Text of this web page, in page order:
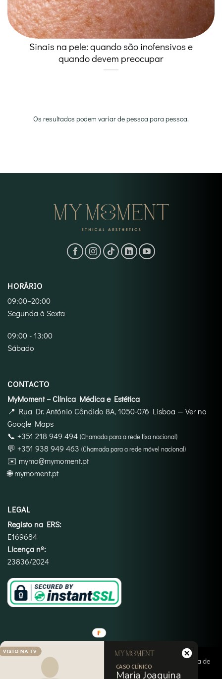
Sinais na pele: quando são inofensivos e
quando devem preocupar
Os resultados podem variar de pessoa para pessoa.
HORÁRIO
09:00–20:00
Segunda à Sexta
09:00 - 13:00
Sábado
CONTACTO
MyMoment – Clínica Médica e Estética
📍 Rua Dr. António Cândido 8A, 1050-076 Lisboa — Ver no
Google Maps
📞 +351 218 949 494 (Chamada para a rede fixa nacional)
💬 +351 938 949 463 (Chamada para a rede móvel nacional)
✉️ mymo@mymoment.pt
🌐mymoment.pt
LEGAL
Registo na ERS:
E169684
Licença nº:
23836/2024
Copyright 2026 ©
Política de
Privacidade
Política de Cookies|Imprint|Isenção de
CASO CLÍNICO
Maria Joaquina